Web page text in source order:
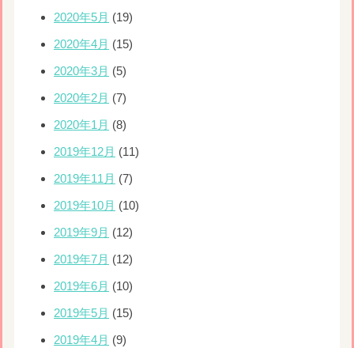
2020年5月 (19)
2020年4月 (15)
2020年3月 (5)
2020年2月 (7)
2020年1月 (8)
2019年12月 (11)
2019年11月 (7)
2019年10月 (10)
2019年9月 (12)
2019年7月 (12)
2019年6月 (10)
2019年5月 (15)
2019年4月 (9)